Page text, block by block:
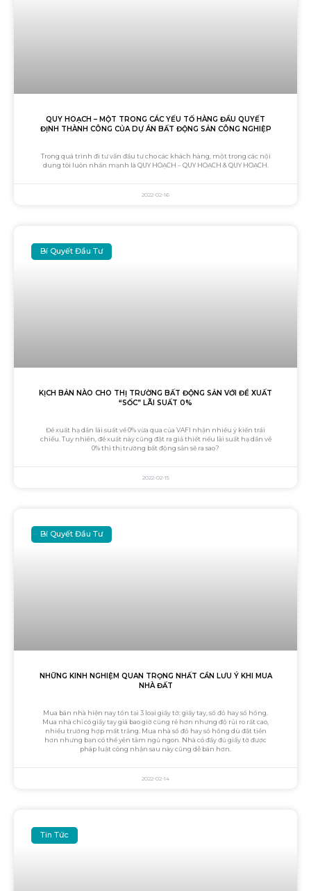
QUY HOẠCH – MỘT TRONG CÁC YẾU TỐ HÀNG ĐẦU QUYẾT
ĐỊNH THÀNH CÔNG CỦA DỰ ÁN BẤT ĐỘNG SẢN CÔNG NGHIỆP
Trong quá trình đi tư vấn đầu tư cho các khách hàng, một trong các nội
dung tôi luôn nhấn mạnh là QUY HOẠCH – QUY HOẠCH & QUY HOẠCH.
2022-02-16
Bí Quyết Đầu Tư
KỊCH BẢN NÀO CHO THỊ TRƯỜNG BẤT ĐỘNG SẢN VỚI ĐỀ XUẤT
“SỐC” LÃI SUẤT 0%
Đề xuất hạ dần lãi suất về 0% vừa qua của VAFI nhận nhiều ý kiến trái
chiều. Tuy nhiên, đề xuất này cũng đặt ra giả thiết nếu lãi suất hạ dần về
0% thì thị trường bất động sản sẽ ra sao?
2022-02-15
Bí Quyết Đầu Tư
NHỮNG KINH NGHIỆM QUAN TRỌNG NHẤT CẦN LƯU Ý KHI MUA
NHÀ ĐẤT
Mua bán nhà hiện nay tồn tại 3 loại giấy tờ: giấy tay, sổ đỏ hay sổ hồng.
Mua nhà chỉ có giấy tay giá bao giờ cũng rẻ hơn nhưng độ rủi ro rất cao,
nhiều trường hợp mất trắng. Mua nhà sổ đỏ hay sổ hồng dù đắt tiền
hơn nhưng bạn có thể yên tâm ngủ ngon. Nhà có đầy đủ giấy tờ được
pháp luật công nhận sau này cũng dễ bán hơn.
2022-02-14
Tin Tức